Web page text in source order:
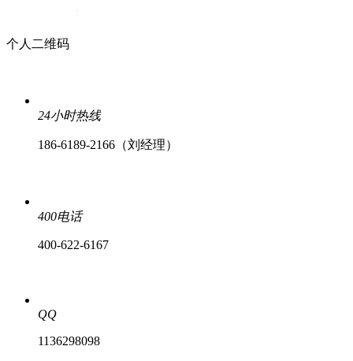
个人二维码
24小时热线
186-6189-2166（刘经理）
400电话
400-622-6167
QQ
1136298098